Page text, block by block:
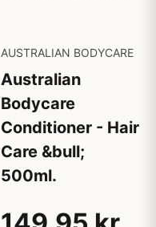
AUSTRALIAN BODYCARE
Australian
Bodycare
Conditioner - Hair
Care &bull;
500ml.